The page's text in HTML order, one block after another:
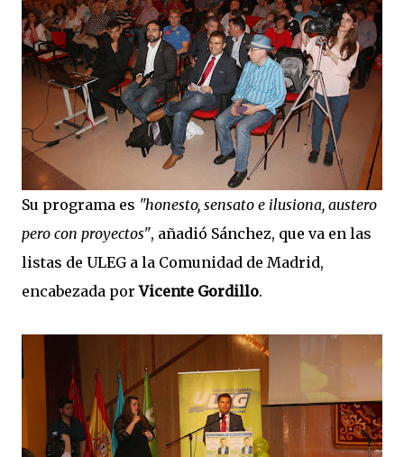
Su programa es "honesto, sensato e ilusiona, austero
pero con proyectos", añadió Sánchez, que va en las
listas de ULEG a la Comunidad de Madrid,
encabezada porVicente Gordillo.